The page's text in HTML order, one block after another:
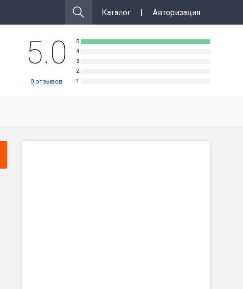
Каталог | Авторизация
5.0
9отзывов